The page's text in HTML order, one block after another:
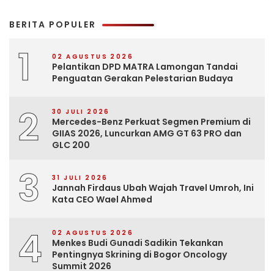
BERITA POPULER
1 02 AGUSTUS 2026
Pelantikan DPD MATRA Lamongan Tandai
Penguatan Gerakan Pelestarian Budaya
2 30 JULI 2026
Mercedes-Benz Perkuat Segmen Premium di
GIIAS 2026, Luncurkan AMG GT 63 PRO dan
GLC 200
3 31 JULI 2026
Jannah Firdaus Ubah Wajah Travel Umroh, Ini
Kata CEO Wael Ahmed
4 02 AGUSTUS 2026
Menkes Budi Gunadi Sadikin Tekankan
Pentingnya Skrining di Bogor Oncology
Summit 2026